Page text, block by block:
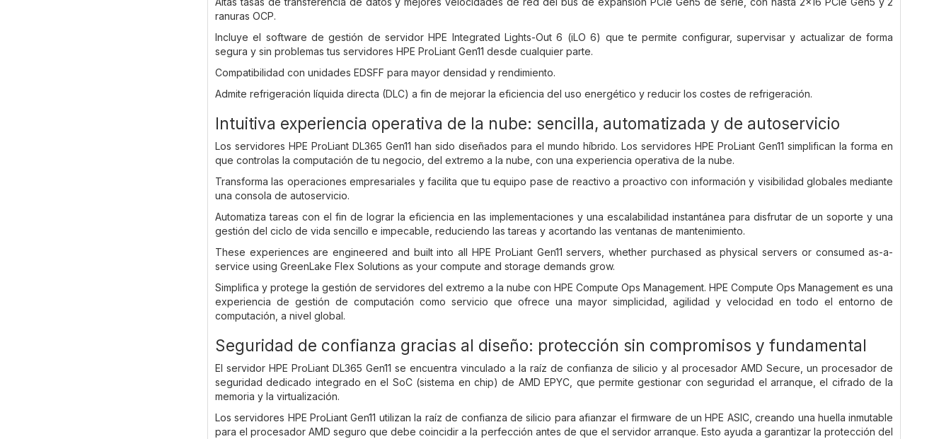
ranuras OCP.
Incluye el software de gestión de servidor HPE Integrated Lights-Out 6 (iLO 6) que te permite configurar, supervisar y actualizar de forma
segura y sin problemas tus servidores HPE ProLiant Gen11 desde cualquier parte.
Compatibilidad con unidades EDSFF para mayor densidad y rendimiento.
Admite refrigeración líquida directa (DLC) a fin de mejorar la eficiencia del uso energético y reducir los costes de refrigeración.
Intuitiva experiencia operativa de la nube: sencilla, automatizada y de autoservicio
Los servidores HPE ProLiant DL365 Gen11 han sido diseñados para el mundo híbrido. Los servidores HPE ProLiant Gen11 simplifican la forma en
que controlas la computación de tu negocio, del extremo a la nube, con una experiencia operativa de la nube.
Transforma las operaciones empresariales y facilita que tu equipo pase de reactivo a proactivo con información y visibilidad globales mediante
una consola de autoservicio.
Automatiza tareas con el fin de lograr la eficiencia en las implementaciones y una escalabilidad instantánea para disfrutar de un soporte y una
gestión del ciclo de vida sencillo e impecable, reduciendo las tareas y acortando las ventanas de mantenimiento.
These experiences are engineered and built into all HPE ProLiant Gen11 servers, whether purchased as physical servers or consumed as-a-
service using GreenLake Flex Solutions as your compute and storage demands grow.
Simplifica y protege la gestión de servidores del extremo a la nube con HPE Compute Ops Management. HPE Compute Ops Management es una
experiencia de gestión de computación como servicio que ofrece una mayor simplicidad, agilidad y velocidad en todo el entorno de
computación, a nivel global.
Seguridad de confianza gracias al diseño: protección sin compromisos y fundamental
El servidor HPE ProLiant DL365 Gen11 se encuentra vinculado a la raíz de confianza de silicio y al procesador AMD Secure, un procesador de
seguridad dedicado integrado en el SoC (sistema en chip) de AMD EPYC, que permite gestionar con seguridad el arranque, el cifrado de la
memoria y la virtualización.
Los servidores HPE ProLiant Gen11 utilizan la raíz de confianza de silicio para afianzar el firmware de un HPE ASIC, creando una huella inmutable
para el procesador AMD seguro que debe coincidir a la perfección antes de que el servidor arranque. Esto ayuda a garantizar la protección del